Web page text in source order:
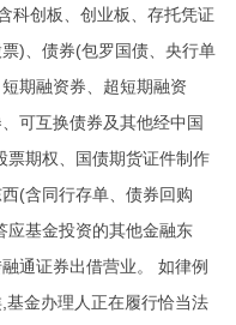
科创板、创业板、存托凭证
)、债券(包罗国债、央行单
期融资券、超短期融资
可互换债券及其他经中国
票期权、国债期货证件制作
(含同行存单、债券回购
应基金投资的其他金融东
通证券出借营业。 如律例
金办理人正在履行恰当法